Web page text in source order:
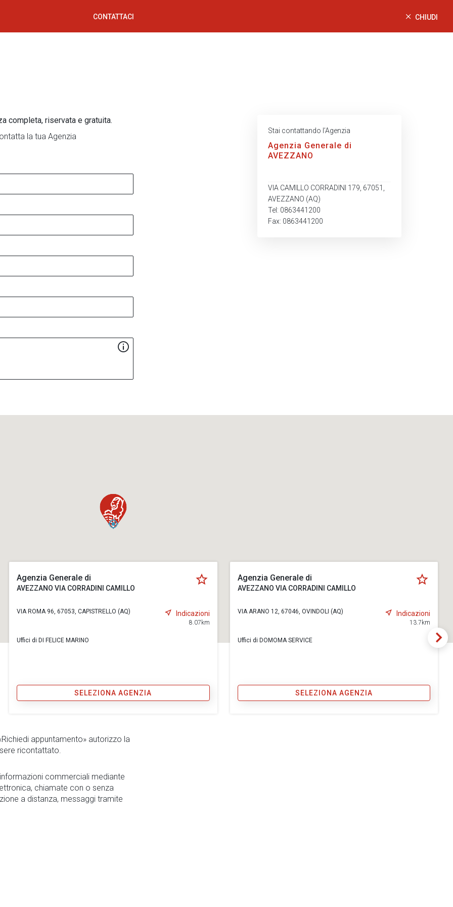
CONTATTACI CHIUDI
completa, riservata e gratuita.
la tua Agenzia
Stai contattando l’Agenzia
Agenzia Generale di
AVEZZANO
VIA CAMILLO CORRADINI 179, 67051,
AVEZZANO (AQ)
Tel: 0863441200
Fax: 0863441200
Agenzia Generale di
AVEZZANO VIA CORRADINI CAMILLO
VIA ROMA 96, 67053, CAPISTRELLO (AQ) Indicazioni
8.07km
Uffici di DI FELICE MARINO
SELEZIONA AGENZIA
Agenzia Generale di
AVEZZANO VIA CORRADINI CAMILLO
VIA ARANO 12, 67046, OVINDOLI (AQ) Indicazioni
13.7km
Uffici di DOMOMA SERVICE
SELEZIONA AGENZIA
appuntamento» autorizzo la
ricontattato.
commerciali mediante
chiamate con o senza
a distanza, messaggi tramite